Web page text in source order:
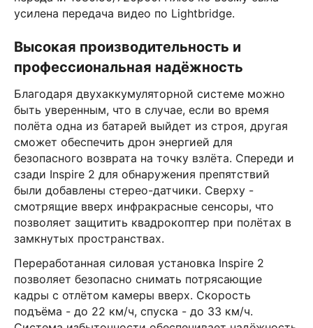
усилена передача видео по Lightbridge.
Высокая производительность и
профессиональная надёжность
Благодаря двухаккумуляторной системе можно
быть уверенным, что в случае, если во время
полёта одна из батарей выйдет из строя, другая
сможет обеспечить дрон энергией для
безопасного возврата на точку взлёта. Спереди и
сзади Inspire 2 для обнаружения препятствий
были добавлены стерео-датчики. Сверху -
смотрящие вверх инфракрасные сенсоры, что
позволяет защитить квадрокоптер при полётах в
замкнутых пространствах.
Переработанная силовая установка Inspire 2
позволяет безопасно снимать потрясающие
кадры с отлётом камеры вверх. Скорость
подъёма - до 22 км/ч, спуска - до 33 км/ч.